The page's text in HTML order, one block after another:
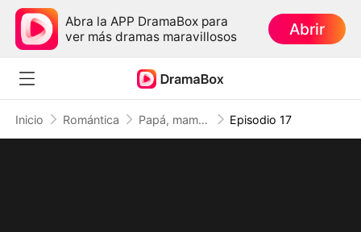
Abra la APP DramaBox para
ver más dramas maravillosos
Abrir
Inicio Romántica Papá, mamá se casó con un hombre mejor (Doblado) Episodio 17